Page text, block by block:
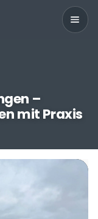
–
mit Praxis